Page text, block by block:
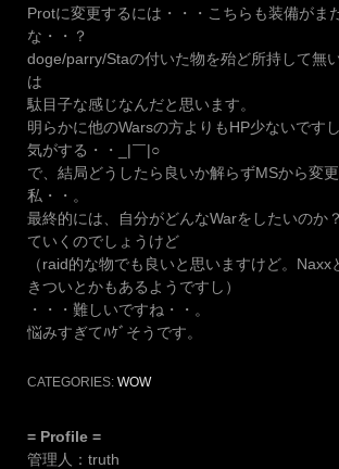
Protに変更するには・・・こちらも装備がま
な・・？
doge/parry/Staの付いた物を殆ど所持して無
は
駄目子な感じなんだと思います。
明らかに他のWarsの方よりもHP少ないです
気がする・・_|￣|○
で、結局どうしたら良いか解らずMSから変
私・・。
最終的には、自分がどんなWarをしたいのか
ていくのでしょうけど
（raid的な物でも良いと思いますけど。Naxx
きついとかもあるようですし）
・・・難しいですね・・。
悩みすぎてﾊｹﾞそうです。
CATEGORIES: WOW
= Profile =
管理人：truth